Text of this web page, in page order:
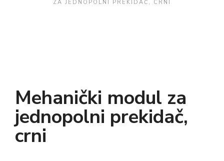
ZA JEDNOPOLNI PREKIDAČ, CRNI
Mehanički modul za
jednopolni prekidač,
crni